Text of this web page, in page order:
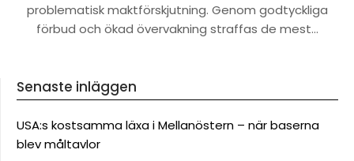
problematisk maktförskjutning. Genom godtyckliga
förbud och ökad övervakning straffas de mest…
Senaste inläggen
USA:s kostsamma läxa i Mellanöstern – när baserna
blev måltavlor